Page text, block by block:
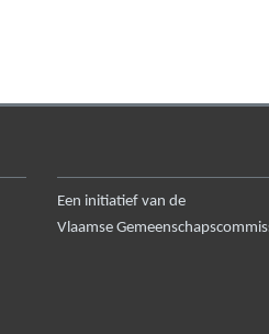
Een initiatief van de
Vlaamse